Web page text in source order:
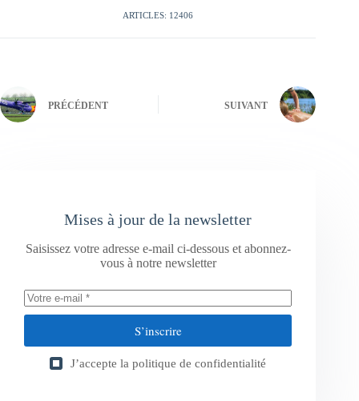
ARTICLES: 12406
PRÉCÉDENT SUIVANT
Mises à jour de la newsletter
Saisissez votre adresse e-mail ci-dessous et abonnez-
vous à notre newsletter
S’inscrire
J’accepte la politique de confidentialité